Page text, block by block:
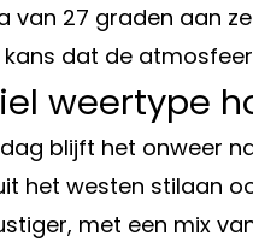
van 27 graden aan
kans dat de
weertype
blijft het onweer
het westen stilaan
met een mix